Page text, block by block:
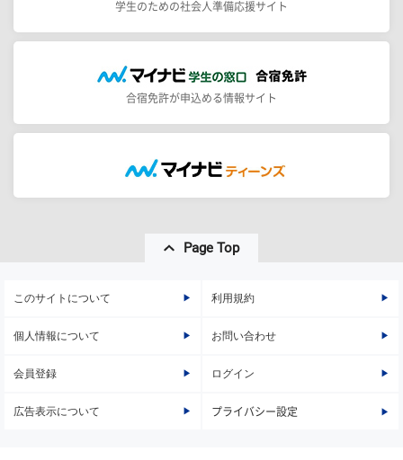
学生のための社会人準備応援サイト
合宿免許が申込める情報サイト
Page Top
このサイトについて 利用規約
個人情報について お問い合わせ
会員登録 ログイン
広告表示について プライバシー設定